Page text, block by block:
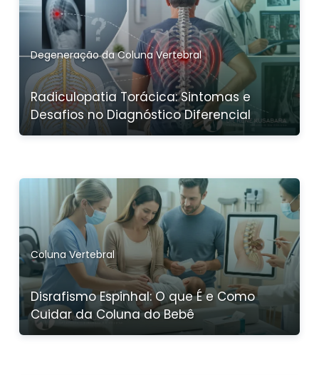
Degeneração da Coluna Vertebral
Radiculopatia Torácica: Sintomas e
Desafios no Diagnóstico Diferencial
Coluna Vertebral
Disrafismo Espinhal: O que É e Como
Cuidar da Coluna do Bebê